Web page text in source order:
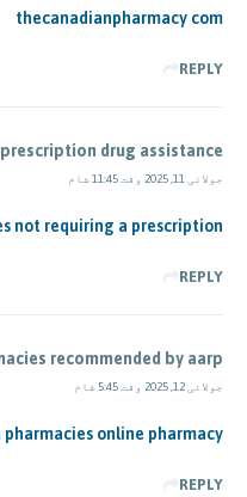
thecanadianpharmacy com
REPLY
prescription drug assistance
جولائی 11, 2025 وقت 11:45 شام
not requiring a prescription
REPLY
recommended by aarp
جولائی 12, 2025 وقت 5:45 شام
pharmacies online pharmacy
REPLY